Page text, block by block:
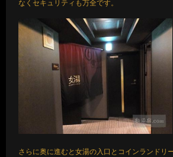
なくセキュリティも万全です。
さらに奥に進むと女湯の入口とコインランドリ